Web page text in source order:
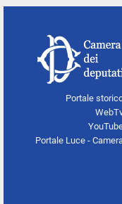
Portale
Portale Luce -